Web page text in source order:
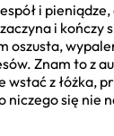
i
i kończy
oszusta,
Znam to z
wstać z łóżka,
niczego się nie